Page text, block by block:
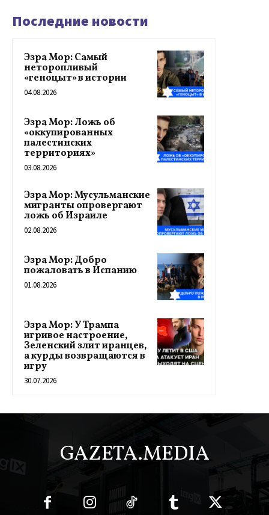
Последние новости
Эзра Мор: Самый
неторопливый
«геноцыт» в истории
04.08.2026
Эзра Мор: Ложь об
«оккупированных
палестинских
территориях»
03.08.2026
Эзра Мор: Мусульманские
мигранты опровергают
ложь об Израиле
02.08.2026
Эзра Мор: Добро
пожаловать в Испанию
01.08.2026
Эзра Мор: У Трампа
игривое настроение,
Зеленский злит иранцев,
а курды возвращаются в
игру
30.07.2026
GAZETA.MEDIA